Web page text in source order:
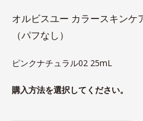
オルビスユー カラースキンケ
（パフなし）
ピンクナチュラル02 25mL
購入方法を選択してください。